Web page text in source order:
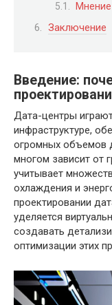
Мнение
Заключение
Введение:
Дата-центры
инфраструктуре,
огромных объемов
многом зависит от
учитывает
охлаждения и
проектировании
уделяется
создавать
оптимизации этих